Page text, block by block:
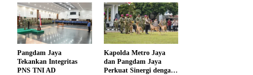
Pangdam Jaya
Tekankan Integritas
PNS TNI AD
Kapolda Metro Jaya
dan Pangdam Jaya
Perkuat Sinergi dengan